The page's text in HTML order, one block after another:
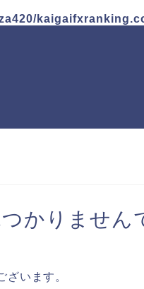
かりません
ざいます。